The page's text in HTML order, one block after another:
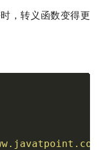
，转义函数变得更